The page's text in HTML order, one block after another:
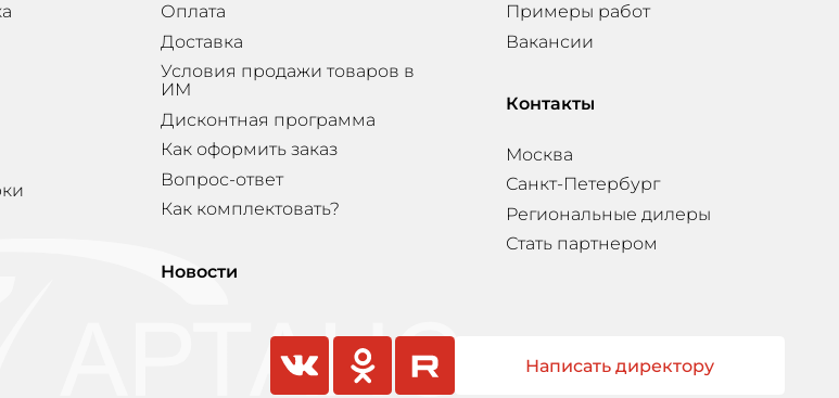
Оплата
Доставка
Условия продажи товаров в
ИМ
Дисконтная программа
Как оформить заказ
Вопрос-ответ
Как комплектовать?
Новости
Примеры работ
Вакансии
Контакты
Москва
Санкт-Петербург
Региональные дилеры
Стать партнером
Написать директору